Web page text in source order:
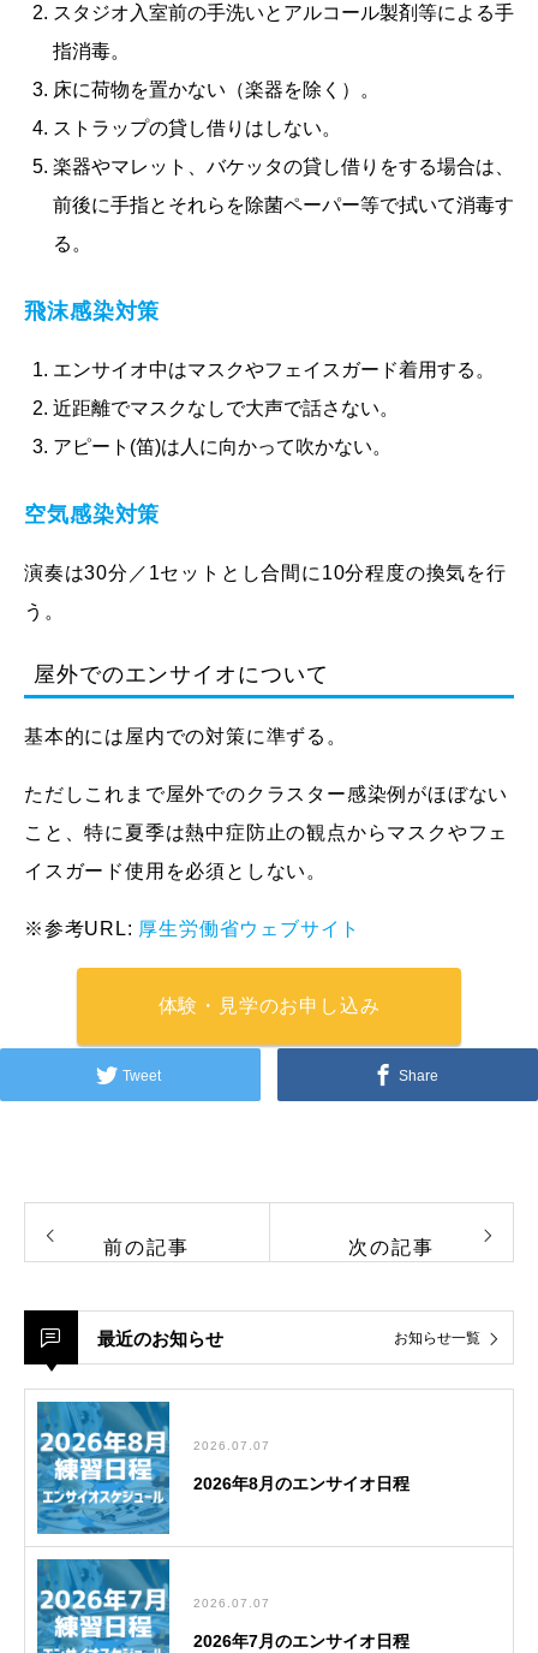
スタジオ入室前の手洗いとアルコール製剤等による手
指消毒。
床に荷物を置かない（楽器を除く）。
ストラップの貸し借りはしない。
楽器やマレット、バケッタの貸し借りをする場合は、
前後に手指とそれらを除菌ペーパー等で拭いて消毒す
る。
飛沫感染対策
エンサイオ中はマスクやフェイスガード着用する。
近距離でマスクなしで大声で話さない。
アピート(笛)は人に向かって吹かない。
空気感染対策
演奏は30分／1セットとし合間に10分程度の換気を行
う。
屋外でのエンサイオについて
基本的には屋内での対策に準ずる。
ただしこれまで屋外でのクラスター感染例がほぼない
こと、特に夏季は熱中症防止の観点からマスクやフェ
イスガード使用を必須としない。
※参考URL: 厚生労働省ウェブサイト
体験・見学のお申し込み
Tweet Share
前の記事 次の記事
最近のお知らせ お知らせ一覧
2026.07.07
2026年8月のエンサイオ日程
2026.07.07
2026年7月のエンサイオ日程